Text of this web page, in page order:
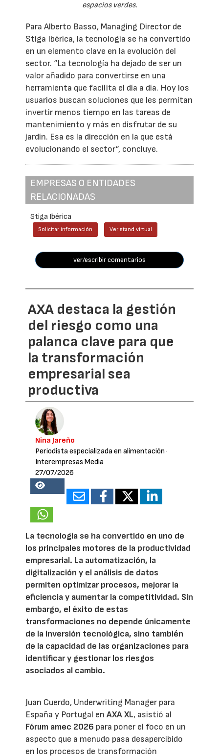
espacios verdes.
Para Alberto Basso, Managing Director de
Stiga Ibérica, la tecnología se ha convertido
en un elemento clave en la evolución del
sector. “La tecnología ha dejado de ser un
valor añadido para convertirse en una
herramienta que facilita el día a día. Hoy los
usuarios buscan soluciones que les permitan
invertir menos tiempo en las tareas de
mantenimiento y más en disfrutar de su
jardín. Esa es la dirección en la que está
evolucionando el sector”, concluye.
EMPRESAS O ENTIDADES
RELACIONADAS
Stiga Ibérica
Solicitar información Ver stand virtual
ver/escribir comentarios
AXA destaca la gestión
del riesgo como una
palanca clave para que
la transformación
empresarial sea
productiva
Nina Jareño
Periodista especializada en alimentación ·
Interempresas Media
27/07/2026
15988
La tecnología se ha convertido en uno de
los principales motores de la productividad
empresarial. La automatización, la
digitalización y el análisis de datos
permiten optimizar procesos, mejorar la
eficiencia y aumentar la competitividad. Sin
embargo, el éxito de estas
transformaciones no depende únicamente
de la inversión tecnológica, sino también
de la capacidad de las organizaciones para
identificar y gestionar los riesgos
asociados al cambio.
Juan Cuerdo, Underwriting Manager para
España y Portugal enAXA XL, asistió al
Fórum amec 2026 para poner el foco en un
aspecto que a menudo pasa desapercibido
en los procesos de transformación